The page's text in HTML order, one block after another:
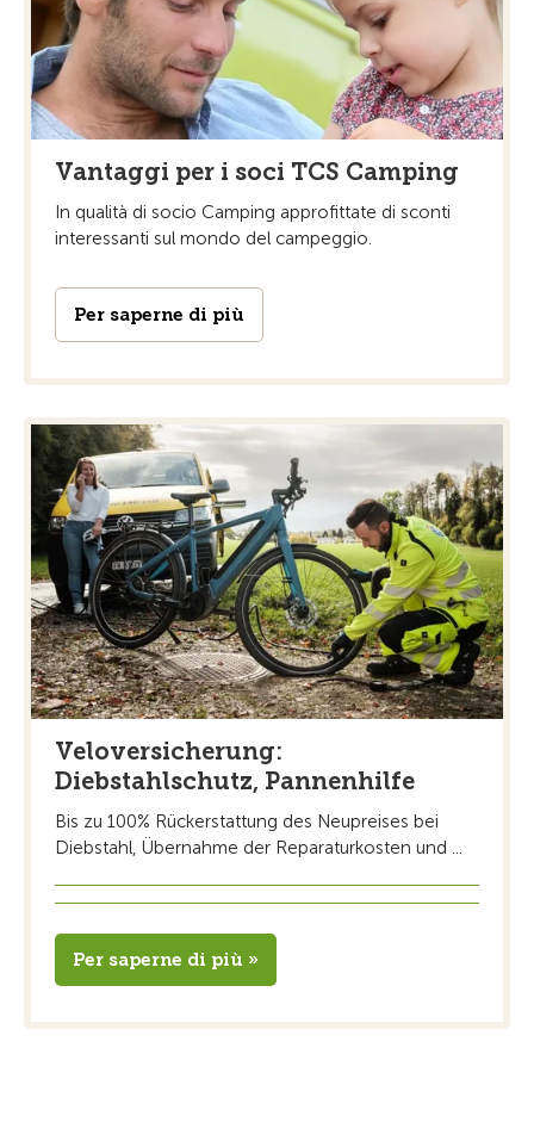
Vantaggi per i soci TCS Camping
In qualità di socio Camping approfittate di sconti
interessanti sul mondo del campeggio.
Per saperne di più
Veloversicherung:
Diebstahlschutz, Pannenhilfe
Bis zu 100% Rückerstattung des Neupreises bei
Diebstahl, Übernahme der Reparaturkosten und ...
Per saperne di più »